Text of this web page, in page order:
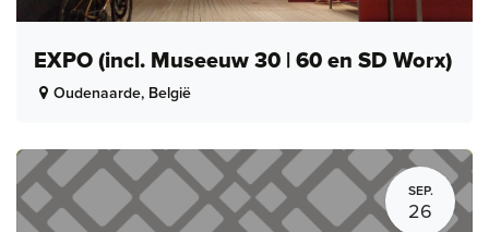
EXPO (incl. Museeuw 30 | 60 en SD Worx)
Oudenaarde, België
SEP.
26